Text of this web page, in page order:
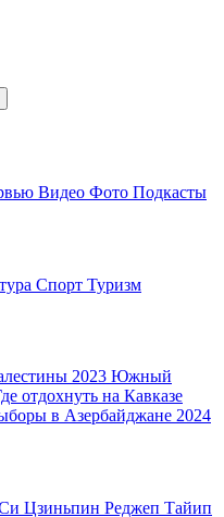
Видео Фото Подкасты
Спорт Туризм
2023 Южный
отдохнуть на Кавказе
в Азербайджане 2024
Цзиньпин Реджеп Тайип